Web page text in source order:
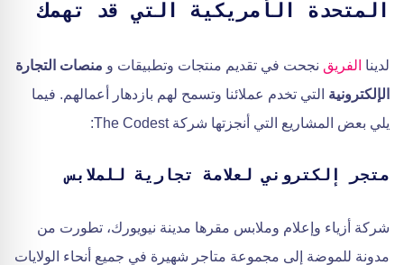
المتحدة الأمريكية التي قد تهمك
لدينا الفريق نجحت في تقديم منتجات وتطبيقات و منصات التجارة
الإلكترونية التي تخدم عملائنا وتسمح لهم بازدهار أعمالهم. فيما
يلي بعض المشاريع التي أنجزتها شركة The Codest:
متجر إلكتروني لعلامة تجارية للملابس
شركة أزياء وإعلام وملابس مقرها مدينة نيويورك، تطورت من
مدونة للموضة إلى مجموعة متاجر شهيرة في جميع أنحاء الولايات